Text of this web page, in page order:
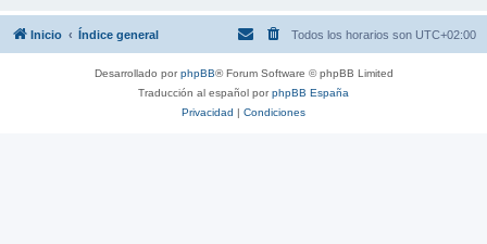
Inicio Índice general Todos los horarios son UTC+02:00
Desarrollado porphpBB® Forum Software © phpBB Limited
Traducción al español porphpBB España
Privacidad | Condiciones